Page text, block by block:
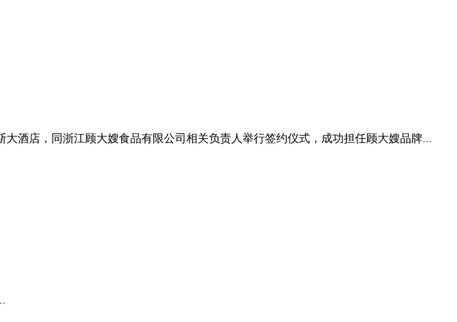
酒店，同浙江顾大嫂食品有限公司相关负责人举行签约仪式，成功担任顾大嫂品牌...